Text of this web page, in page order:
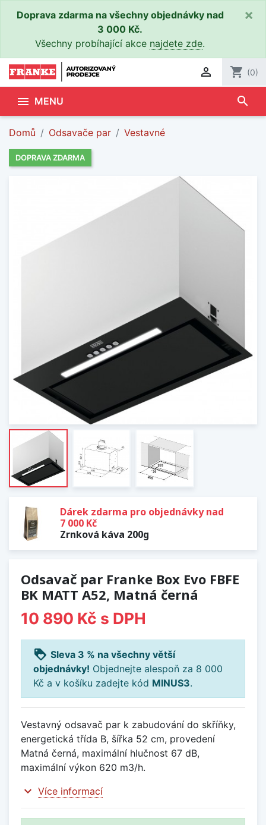
Doprava zdarma na všechny objednávky nad
3 000 Kč.
Všechny probíhající akce najdete zde.
×
 shopping_cart (0)
 MENU search
Domů Odsavače par Vestavné
DOPRAVA ZDARMA
Dárek zdarma pro objednávky nad
7 000 Kč
Zrnková káva 200g
Odsavač par Franke Box Evo FBFE
BK MATT A52, Matná černá
10 890 Kč s DPH
loyalty Sleva 3 % na všechny větší
objednávky! Objednejte alespoň za 8 000
Kč a v košíku zadejte kód MINUS3.
Vestavný odsavač par k zabudování do skříňky,
energetická třída B, šířka 52 cm, provedení
Matná černá, maximální hlučnost 67 dB,
maximální výkon 620 m3/h.
expand_more Více informací